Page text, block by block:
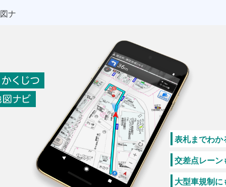
あんしん、かくじつ ゼンリン地図ナビ
表札までわか
交差点レーン
大型車規制に